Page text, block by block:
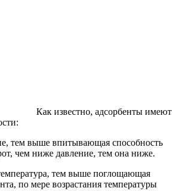
Как известно, адсорбенты имеют
тем выше впитывающая способность
чем ниже давление, тем она ниже.
тем выше поглощающая
по мере возрастания температуры